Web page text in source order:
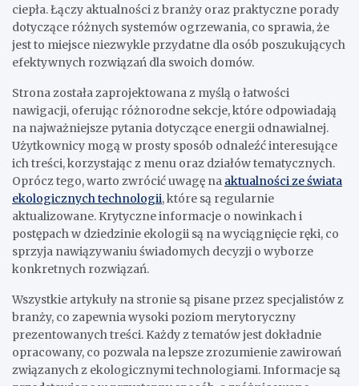
ciepła. Łączy aktualności z branży oraz praktyczne porady
dotyczące różnych systemów ogrzewania, co sprawia, że
jest to miejsce niezwykle przydatne dla osób poszukujących
efektywnych rozwiązań dla swoich domów.
Strona została zaprojektowana z myślą o łatwości
nawigacji, oferując różnorodne sekcje, które odpowiadają
na najważniejsze pytania dotyczące energii odnawialnej.
Użytkownicy mogą w prosty sposób odnaleźć interesujące
ich treści, korzystając z menu oraz działów tematycznych.
Oprócz tego, warto zwrócić uwagę na aktualności ze świata
ekologicznych technologii, które są regularnie
aktualizowane. Krytyczne informacje o nowinkach i
postępach w dziedzinie ekologii są na wyciągnięcie ręki, co
sprzyja nawiązywaniu świadomych decyzji o wyborze
konkretnych rozwiązań.
Wszystkie artykuły na stronie są pisane przez specjalistów z
branży, co zapewnia wysoki poziom merytoryczny
prezentowanych treści. Każdy z tematów jest dokładnie
opracowany, co pozwala na lepsze zrozumienie zawirowań
związanych z ekologicznymi technologiami. Informacje są